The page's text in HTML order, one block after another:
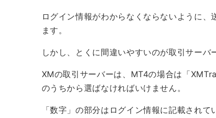
ログイン情報がわからなくならないように
ます。
しかし、とくに間違いやすいのが取引サーバ
XMの取引サーバーは、MT4の場合は「
のうちから選ばなければいけません。
「数字」の部分はログイン情報に記載され